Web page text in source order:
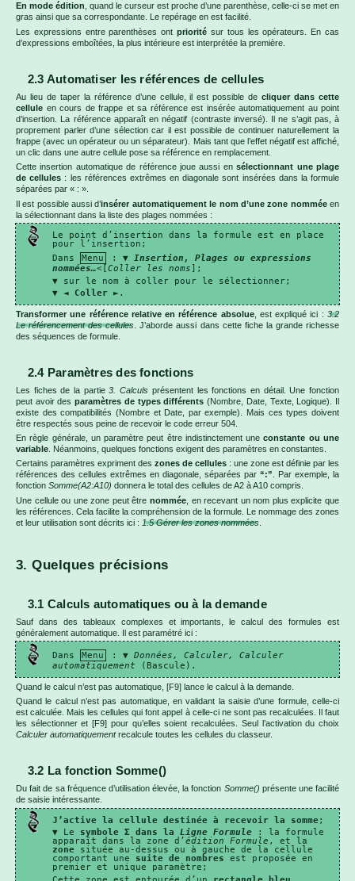
En mode édition, quand le curseur est proche d’une parenthèse, celle-ci se met en
gras ainsi que sa correspondante. Le repérage en est facilité.
Les expressions entre parenthèses ontpriorité sur tous les opérateurs. En cas
d’expressions emboîtées, la plus intérieure est interprétée la première.
2.3 Automatiser les références de cellules
Au lieu de taper la référence d’une cellule, il est possible decliquer dans cette
cellule en cours de frappe et sa référence est insérée automatiquement au point
d’insertion. La référence apparaît en négatif (contraste inversé). Il ne s’agit pas, à
proprement parler d’une sélection car il est possible de continuer naturellement la
frappe (avec un opérateur ou un séparateur). Mais tant que l’effet négatif est affiché,
un clic dans une autre cellule pose sa référence en remplacement.
Cette insertion automatique de référence joue aussi ensélectionnant une plage
de cellules : les références extrêmes en diagonale sont insérées dans la formule
séparées par « : ».
Il est possible aussi d’insérer automatiquement le nom d’une zone nomméeen
la sélectionnant dans la liste des plages nommées :
Le point d’insertion dans la formule est en place
pour l’insertion;
Dans
Menu : ▼ Insertion, Plages ou expressions
nommées…<[Coller les noms ];
▼ sur le nom à coller pour le sélectionner;
▼ ◄ Coller ►.
Transformer une référence relative en référence absolue, est expliqué ici :3.2
Le référencement des cellules . J’aborde aussi dans cette fiche la grande richesse
des séquences de formule.
2.4 Paramètres des fonctions
Les fiches de la partie3. Calculs présentent les fonctions en détail. Une fonction
peut avoir desparamètres de types différents (Nombre, Date, Texte, Logique). Il
existe des compatibilités (Nombre et Date, par exemple). Mais ces types doivent
être respectés sous peine de recevoir le code erreur 504.
En règle générale, un paramètre peut être indistinctement uneconstante ou une
variable . Néanmoins, quelques fonctions exigent des paramètres en constantes.
Certains paramètres expriment des zones de cellules : une zone est définie par les
références des cellules extrêmes en diagonale, séparées par “:”. Par exemple, la
fonction Somme(A2:A10) donnera le total des cellules de A2 à A10 compris.
Une cellule ou une zone peut être nommée , en recevant un nom plus explicite que
les références. Cela facilite la compréhension de la formule. Le nommage des zones
et leur utilisation sont décrits ici : 1.5 Gérer les zones nommées
3. Quelques précisions
3.1 Calculs automatiques ou à la demande
Sauf dans des tableaux complexes et importants, le calcul des formules est
généralement automatique. Il est paramétré ici :
Dans Menu : ▼ Données, Calculer, Calculer
automatiquement
(Bascule).
Quand le calcul n’est pas automatique, [F9] lance le calcul à la demande.
Quand le calcul n’est pas automatique, en validant la saisie d’une formule, celle-ci
est calculée. Mais les cellules qui font appel à celle-ci ne sont pas recalculées. Il faut
les sélectionner et [F9] pour qu’elles soient recalculées. Seul l’activation du choix
Calculer automatiquementrecalcule toutes les cellules du classeur.
3.2 La fonction Somme()
Du fait de sa fréquence d’utilisation élevée, la fonction Somme() présente une facilité
de saisie intéressante.
J’active la cellule destinée à recevoir la somme;
▼ Le symbole Σ dans laLigne Formule
: la formule
apparaît dans la zone d’édition Formule , et la
zone située au-dessus ou à gauche de la cellule
comportant une suite de nombres est proposée en
premier et unique paramètre;